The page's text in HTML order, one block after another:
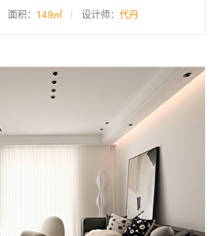
面积： 149㎡ 设计师： 代丹